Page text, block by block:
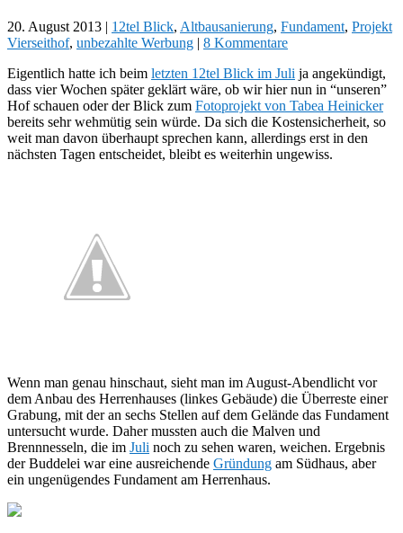
20. August 2013 | 12tel Blick, Altbausanierung, Fundament, Projekt
Vierseithof, unbezahlte Werbung | 8 Kommentare
Eigentlich hatte ich beim letzten 12tel Blick im Juli ja angekündigt,
dass vier Wochen später geklärt wäre, ob wir hier nun in “unseren”
Hof schauen oder der Blick zum Fotoprojekt von Tabea Heinicker
bereits sehr wehmütig sein würde. Da sich die Kostensicherheit, so
weit man davon überhaupt sprechen kann, allerdings erst in den
nächsten Tagen entscheidet, bleibt es weiterhin ungewiss.
Wenn man genau hinschaut, sieht man im August-Abendlicht vor
dem Anbau des Herrenhauses (linkes Gebäude) die Überreste einer
Grabung, mit der an sechs Stellen auf dem Gelände das Fundament
untersucht wurde. Daher mussten auch die Malven und
Brennnesseln, die im Juli noch zu sehen waren, weichen. Ergebnis
der Buddelei war eine ausreichende Gründung am Südhaus, aber
ein ungenügendes Fundament am Herrenhaus.